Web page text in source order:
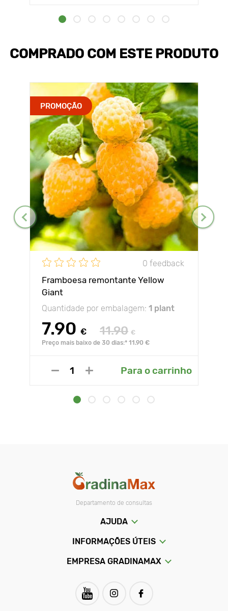
COMPRADO COM ESTE PRODUTO
PROMOÇÃO
0 feedback
Framboesa remontante Yellow
Giant
Quantidade por embalagem: 1 plant
7.90 € 11.90 €
Preço mais baixo de 30 dias:* 11.90 €
Para o carrinho
Departamento de consultas
AJUDA
INFORMAÇÕES ÚTEIS
EMPRESA GRADINAMAX